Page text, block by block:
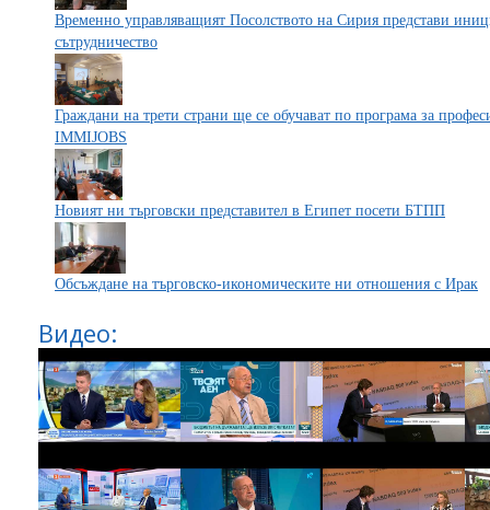
Временно управляващият Посолството на Сирия представи
сътрудничество
Граждани на трети страни ще се обучават по програмa за
IMMIJOBS
Новият ни търговски представител в Египет посети БТПП
Обсъждане на търговско-икономическите ни отношения с Ирак
Видео: